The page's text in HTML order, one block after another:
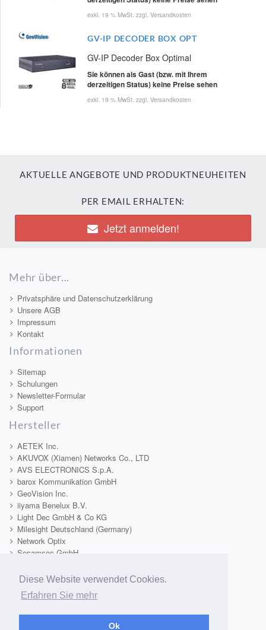
Diese Website verwendet Cookies.
Erfahren Sie mehr
Ok
exkl. 19 % MwSt. zzgl.Versandkosten
GV-IP DECODER BOX OPT
GV-IP Decoder Box Optimal
Sie können als Gast (bzw. mit Ihrem
derzeitigen Status) keine Preise sehen
exkl. 19 % MwSt. zzgl.Versandkosten
AKTUELLE ANGEBOTE UND PRODUKTNEUHEITEN
PER EMAIL ERHALTEN:
Jetzt anmelden!
Mehr über...
Privatsphäre und Datenschutzerklärung
Unsere AGB
Impressum
Kontakt
Informationen
Sitemap
Schulungen
Newsletter-Formular
Support
Hersteller
AETEK Inc.
AKUVOX (Xiamen) Networks Co., LTD
AVS ELECTRONICS S.p.A.
barox Kommunikation GmbH
GeoVision Inc.
iiyama Benelux B.V.
Light Dec GmbH & Co KG
Milesight Deutschland (Germany)
Network Optix
Sesamsec GmbH
Tekno System s.r.l.
Video1One
VIDEOTEC S.p.A.
Xiamen Milesight IoT Co., Limited